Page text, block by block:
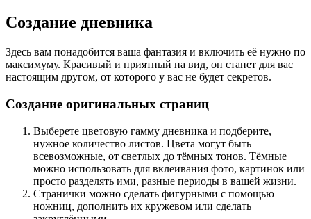
Создание дневника
Здесь вам понадобится ваша фантазия и включить её нужно по
максимуму. Красивый и приятный на вид, он станет для вас
настоящим другом, от которого у вас не будет секретов.
Создание оригинальных страниц
Выберете цветовую гамму дневника и подберите,
нужное количество листов. Цвета могут быть
всевозможные, от светлых до тёмных тонов. Тёмные
можно использовать для вклеивания фото, картинок или
просто разделять ими, разные периоды в вашей жизни.
Странички можно сделать фигурными с помощью
ножниц, дополнить их кружевом или сделать